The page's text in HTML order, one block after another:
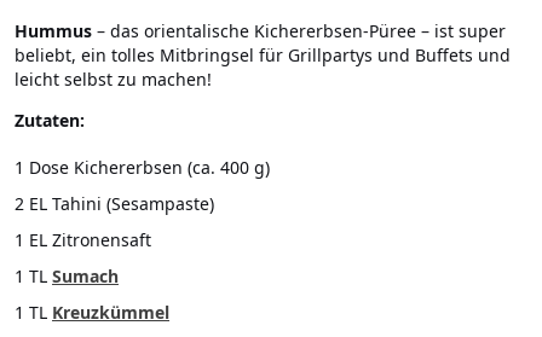
Hummus – das orientalische Kichererbsen-Püree – ist super
beliebt, ein tolles Mitbringsel für Grillpartys und Buffets und
leicht selbst zu machen!
Zutaten:
1 Dose Kichererbsen (ca. 400 g)
2 EL Tahini (Sesampaste)
1 EL Zitronensaft
1 TL Sumach
1 TL Kreuzkümmel